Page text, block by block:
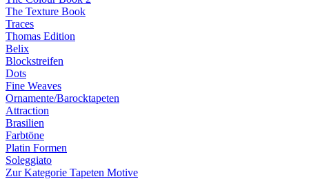
The Texture Book
Traces
Thomas Edition
Belix
Blockstreifen
Dots
Fine Weaves
Ornamente/Barocktapeten
Attraction
Brasilien
Farbtöne
Platin Formen
Soleggiato
Zur Kategorie Tapeten Motive